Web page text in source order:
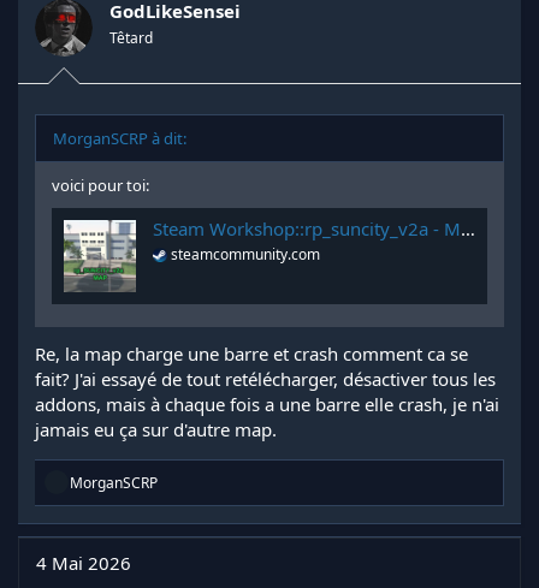
GodLikeSensei
Têtard
MorganSCRP à dit:
voici pour toi:
Steam Workshop::rp_suncity_v2a - Map [REUPLOAD / CLEAN]
steamcommunity.com
Re, la map charge une barre et crash comment ca se
fait? J'ai essayé de tout retélécharger, désactiver tous les
addons, mais à chaque fois a une barre elle crash, je n'ai
jamais eu ça sur d'autre map.
R
a
c
t
i
MorganSCRP
4 Mai 2026